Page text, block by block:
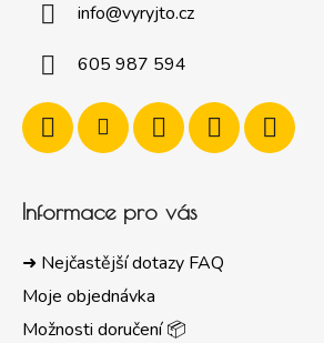
info@vyryjto.cz
605 987 594
Informace pro vás
➜ Nejčastější dotazy FAQ
Moje objednávka
Možnosti doručení 📦